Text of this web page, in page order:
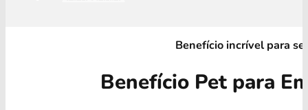
Benefício incrível para
Benefício Pet para